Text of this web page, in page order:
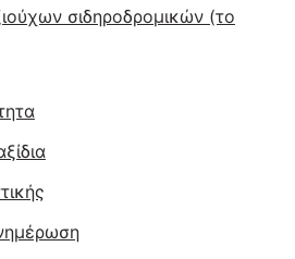
σιδηροδρομικών (το